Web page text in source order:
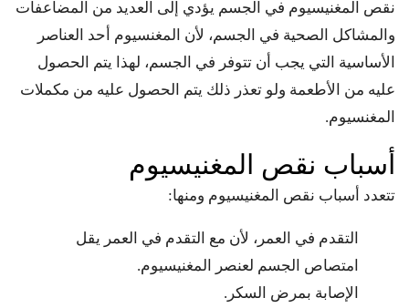
نقص المغنيسيوم في الجسم يؤدي إلى العديد من المضاعفات
والمشاكل الصحية في الجسم، لأن المغنسيوم أحد العناصر
الأساسية التي يجب أن تتوفر في الجسم، لهذا يتم الحصول
عليه من الأطعمة ولو تعذر ذلك يتم الحصول عليه من مكملات
المغنسيوم.
أسباب نقص المغنيسيوم
تتعدد أسباب نقص المغنيسيوم ومنها:
التقدم في العمر، لأن مع التقدم في العمر يقل
امتصاص الجسم لعنصر المغنيسيوم.
الإصابة بمرض السكر.